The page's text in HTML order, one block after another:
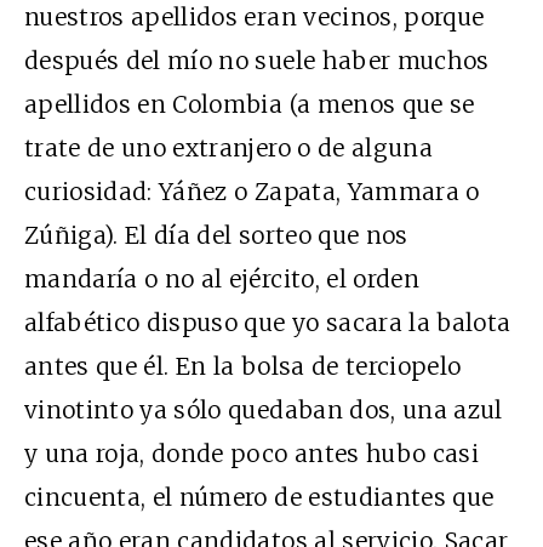
nuestros apellidos eran vecinos, porque
después del mío no suele haber muchos
apellidos en Colombia (a menos que se
trate de uno extranjero o de alguna
curiosidad: Yáñez o Zapata, Yammara o
Zúñiga). El día del sorteo que nos
mandaría o no al ejército, el orden
alfabético dispuso que yo sacara la balota
antes que él. En la bolsa de terciopelo
vinotinto ya sólo quedaban dos, una azul
y una roja, donde poco antes hubo casi
cincuenta, el número de estudiantes que
ese año eran candidatos al servicio. Sacar